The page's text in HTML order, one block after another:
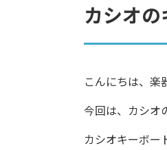
カシオ
こんにちは、楽
今回は、カシオ
カシオキーボー